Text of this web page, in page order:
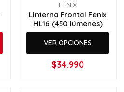
FENIX
Linterna Frontal Fenix
HL16 (450 lúmenes)
VER OPCIONES
$34.990